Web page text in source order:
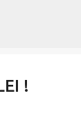
!